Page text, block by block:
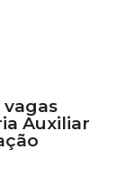
Auxiliar